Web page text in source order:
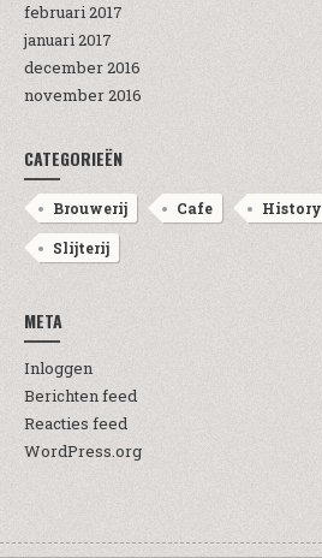
februari 2017
januari 2017
december 2016
november 2016
CATEGORIEËN
Brouwerij Cafe History
Slijterij
META
Inloggen
Berichten feed
Reacties feed
WordPress.org